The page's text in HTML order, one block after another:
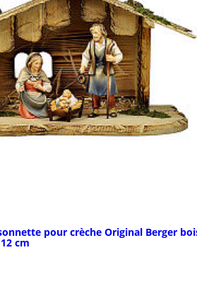
pour crèche Original Berger
cm